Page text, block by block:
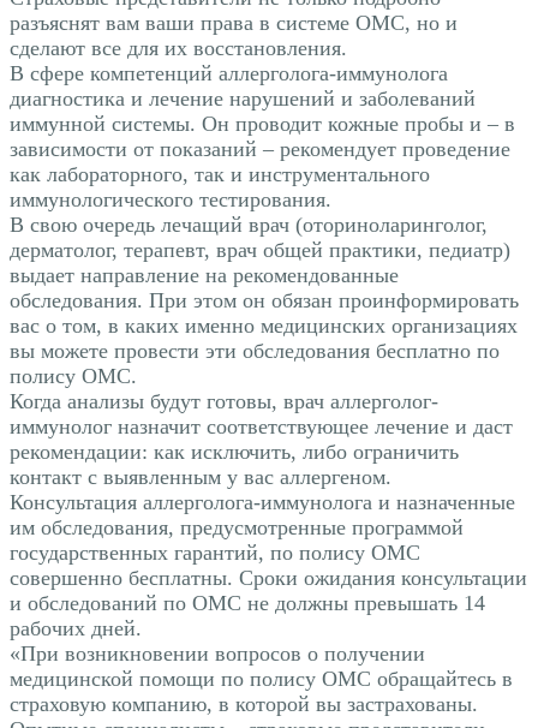
разъяснят вам ваши права в системе ОМС, но и
сделают все для их восстановления.
В сфере компетенций аллерголога-иммунолога
диагностика и лечение нарушений и заболеваний
иммунной системы. Он проводит кожные пробы и – в
зависимости от показаний – рекомендует проведение
как лабораторного, так и инструментального
иммунологического тестирования.
В свою очередь лечащий врач (оториноларинголог,
дерматолог, терапевт, врач общей практики, педиатр)
выдает направление на рекомендованные
обследования. При этом он обязан проинформировать
вас о том, в каких именно медицинских организациях
вы можете провести эти обследования бесплатно по
полису ОМС.
Когда анализы будут готовы, врач аллерголог-
иммунолог назначит соответствующее лечение и даст
рекомендации: как исключить, либо ограничить
контакт с выявленным у вас аллергеном.
Консультация аллерголога-иммунолога и назначенные
им обследования, предусмотренные программой
государственных гарантий, по полису ОМС
совершенно бесплатны. Сроки ожидания консультации
и обследований по ОМС не должны превышать 14
рабочих дней.
«При возникновении вопросов о получении
медицинской помощи по полису ОМС обращайтесь в
страховую компанию, в которой вы застрахованы.